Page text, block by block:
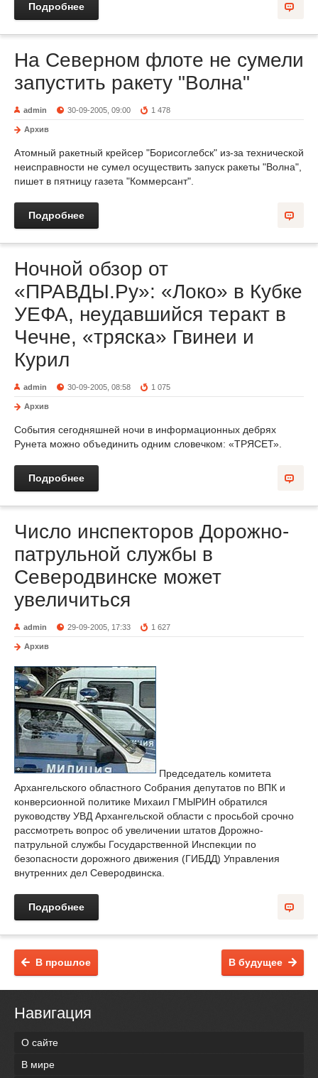
Подробнее
На Северном флоте не сумели
запустить ракету "Волна"
admin 30-09-2005, 09:00 1 478
Архив
Атомный ракетный крейсер "Борисоглебск" из-за технической
неисправности не сумел осуществить запуск ракеты "Волна",
пишет в пятницу газета "Коммерсант".
Подробнее
Ночной обзор от
«ПРАВДЫ.Ру»: «Локо» в Кубке
УЕФА, неудавшийся теракт в
Чечне, «тряска» Гвинеи и
Курил
admin 30-09-2005, 08:58 1 075
Архив
События сегодняшней ночи в информационных дебрях
Рунета можно объединить одним словечком: «ТРЯСЕТ».
Подробнее
Число инспекторов Дорожно-
патрульной службы в
Северодвинске может
увеличиться
admin 29-09-2005, 17:33 1 627
Архив
Председатель комитета
Архангельского областного Собрания депутатов по ВПК и
конверсионной политике Михаил ГМЫРИН обратился
руководству УВД Архангельской области с просьбой срочно
рассмотреть вопрос об увеличении штатов Дорожно-
патрульной службы Государственной Инспекции по
безопасности дорожного движения (ГИБДД) Управления
внутренних дел Северодвинска.
Подробнее
В будущее
В прошлое
Навигация
О сайте
В мире